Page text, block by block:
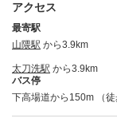
アクセス
最寄駅
山隈駅 から3.9km
太刀洗駅 から3.9km
バス停
下高場道から150m （徒